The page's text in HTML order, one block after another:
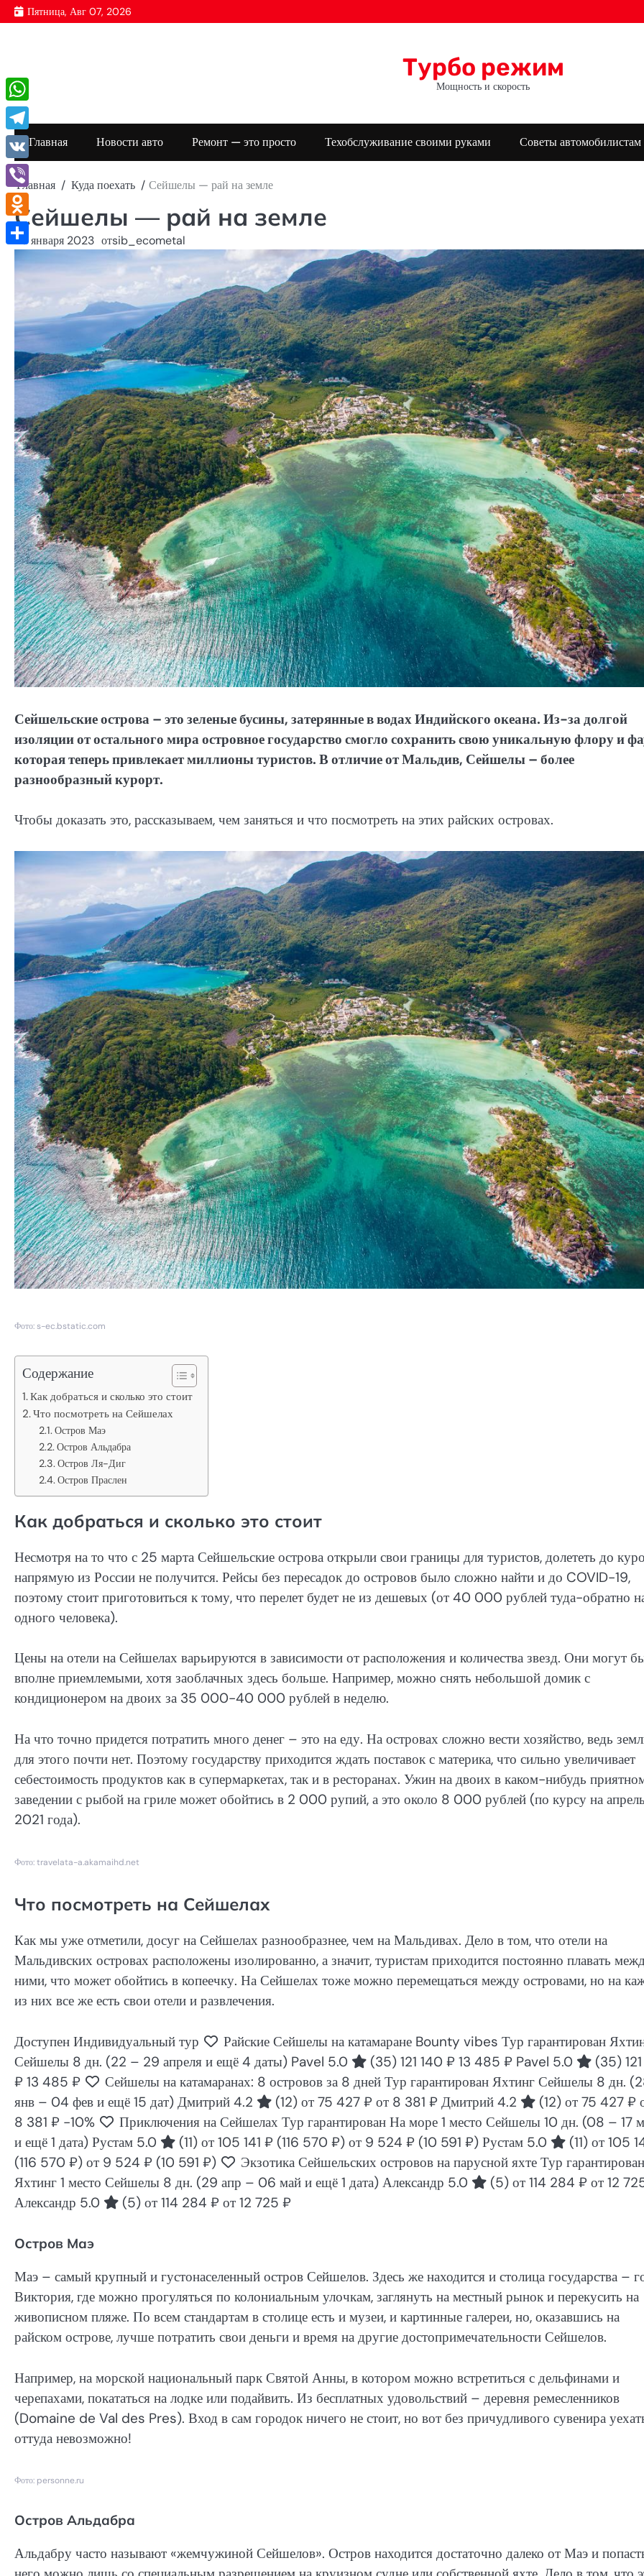
Перейти
к
Пятница, Авг 07, 2026
Турбо режим
Мощность и скорость
Главная Новости авто Ремонт — это просто Техобслуживание своими руками Советы автомобилистам
Главная Куда поехать Сейшелы — рай на земле
Сейшелы — рай на земле
25 января 2023 отsib_ecometal
Сейшельские острова – это зеленые бусины, затерянные в водах Индийского океана. Из-за долгой
изоляции от остального мира островное государство смогло сохранить свою уникальную флору и
которая теперь привлекает миллионы туристов. В отличие от Мальдив, Сейшелы – более
разнообразный курорт.
Чтобы доказать это, рассказываем, чем заняться и что посмотреть на этих райских островах.
Фото: s-ec.bstatic.com
Содержание
Как добраться и сколько это стоит
Что посмотреть на Сейшелах
Остров Маэ
Остров Альдабра
Остров Ля-Диг
Остров Праслен
Как добраться и сколько это стоит
Несмотря на то что с 25 марта Сейшельские острова открыли свои границы для туристов, долететь до
напрямую из России не получится. Рейсы без пересадок до островов было сложно найти и до COVID-19,
поэтому стоит приготовиться к тому, что перелет будет не из дешевых (от 40 000 рублей туда-обратно
одного человека).
Цены на отели на Сейшелах варьируются в зависимости от расположения и количества звезд. Они могут
вполне приемлемыми, хотя заоблачных здесь больше. Например, можно снять небольшой домик с
кондиционером на двоих за 35 000-40 000 рублей в неделю.
На что точно придется потратить много денег – это на еду. На островах сложно вести хозяйство, ведь
для этого почти нет. Поэтому государству приходится ждать поставок с материка, что сильно увеличивает
себестоимость продуктов как в супермаркетах, так и в ресторанах. Ужин на двоих в каком-нибудь
заведении с рыбой на гриле может обойтись в 2 000 рупий, а это около 8 000 рублей (по курсу на апрель
2021 года).
Фото: travelata-a.akamaihd.net
Что посмотреть на Сейшелах
Как мы уже отметили, досуг на Сейшелах разнообразнее, чем на Мальдивах. Дело в том, что отели на
Мальдивских островах расположены изолированно, а значит, туристам приходится постоянно плавать
ними, что может обойтись в копеечку. На Сейшелах тоже можно перемещаться между островами, но на
из них все же есть свои отели и развлечения.
Доступен Индивидуальный тур
Райские Сейшелы на катамаране Bounty vibes Тур гарантирован
Сейшелы 8 дн. (22 – 29 апреля и ещё 4 даты) Pavel 5.0 (35) 121 140 ₽ 13 485 ₽ Pavel 5.0 (35)
₽ 13 485 ₽ Сейшелы на катамаранах: 8 островов за 8 дней Тур гарантирован Яхтинг Сейшелы 8 дн.
янв – 04 фев и ещё 15 дат) Дмитрий 4.2 (12) от 75 427 ₽ от 8 381 ₽ Дмитрий 4.2 (12) от 75 427 ₽
8 381 ₽ -10% Приключения на Сейшелах Тур гарантирован На море 1 место Сейшелы 10 дн. (08 – 17
и ещё 1 дата) Рустам 5.0 (11) от 105 141 ₽ (116 570 ₽) от 9 524 ₽ (10 591 ₽) Рустам 5.0 (11) от 105
(116 570 ₽) от 9 524 ₽ (10 591 ₽)
Экзотика Сейшельских островов на парусной яхте Тур гарантирован
Яхтинг 1 место Сейшелы 8 дн. (29 апр – 06 май и ещё 1 дата) Александр 5.0 (5) от 114 284 ₽ от 12
Александр 5.0
(5) от 114 284 ₽ от 12 725 ₽
Остров Маэ
Маэ – самый крупный и густонаселенный остров Сейшелов. Здесь же находится и столица государства –
Виктория, где можно прогуляться по колониальным улочкам, заглянуть на местный рынок и перекусить на
живописном пляже. По всем стандартам в столице есть и музеи, и картинные галереи, но, оказавшись на
райском острове, лучше потратить свои деньги и время на другие достопримечательности Сейшелов.
Например, на морской национальный парк Святой Анны, в котором можно встретиться с дельфинами и
черепахами, покататься на лодке или подайвить. Из бесплатных удовольствий – деревня ремесленников
(Domaine de Val des Pres). Вход в сам городок ничего не стоит, но вот без причудливого сувенира
оттуда невозможно!
Фото: personne.ru
Остров Альдабра
Альдабру часто называют «жемчужиной Сейшелов». Остров находится достаточно далеко от Маэ и
WhatsApp
Telegram
VK
Viber
Odnoklassniki
Отправить